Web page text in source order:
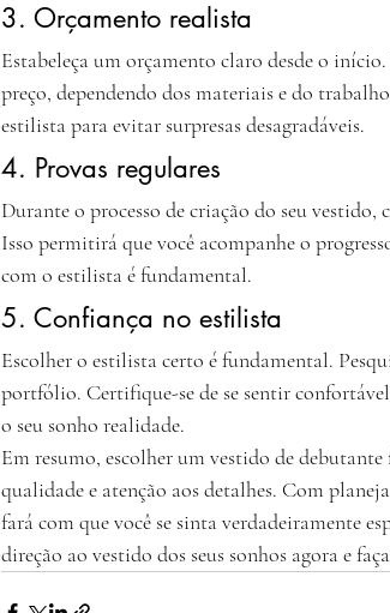
3. Orçamento realista
Estabeleça um orçamento claro desde o
preço, dependendo dos materiais e do
estilista para evitar surpresas desagradáveis.
4. Provas regulares
Durante o processo de criação do seu vestido,
Isso permitirá que você acompanhe o
com o estilista é fundamental.
5. Confiança no estilista
Escolher o estilista certo é fundamental.
portfólio. Certifique-se de se sentir
o seu sonho realidade.
Em resumo, escolher um vestido de
qualidade e atenção aos detalhes. Com
fará com que você se sinta verdadeiramente
direção ao vestido dos seus sonhos agora e